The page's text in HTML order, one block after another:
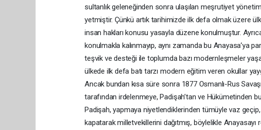
sultanlık geleneğinden sonra ulaşılan meşrutiyet
yetmiştir. Çünkü artık tarihimizde ilk defa olmak üzere
insan hakları konusu yasayla düzene konulmuştur.
konulmakla kalınmayıp, aynı zamanda bu Anayasa’ya
teşvik ve desteği ile toplumda bazı modernleşmeler
ülkede ilk defa batı tarzı modern eğitim veren okullar
Ancak bundan kısa süre sonra 1877 Osmanlı-Rus
tarafından irdelenmeye, Padişah’tan ve Hükümetinden
Padişah, yapmaya niyetlendiklerinden tümüyle vaz
kapatarak milletvekillerini dağıtmış, böylelikle